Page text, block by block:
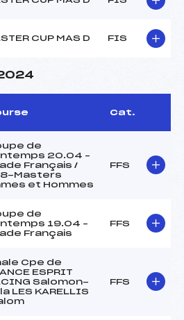
CUP MAS D FIS
Cat.
de
20.04 –
Français /
Masters
et Hommes
FFS
de
19.04 –
Français
FFS
Cpe de
ESPRIT
Salomon-
LES KARELLIS
FFS